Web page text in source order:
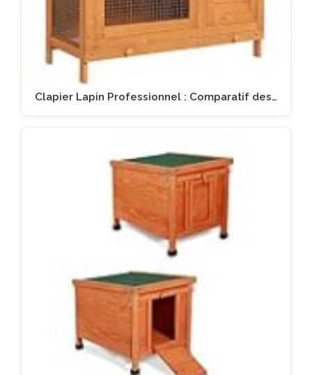
Clapier Lapin Professionnel : Comparatif des…